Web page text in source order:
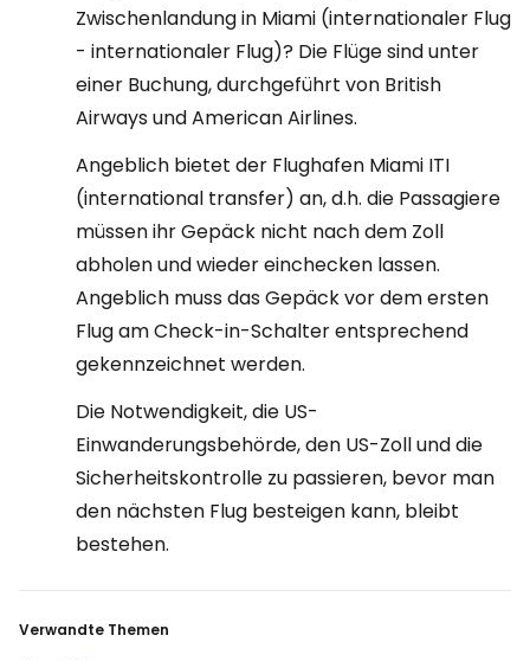
Zwischenlandung in Miami (internationaler Flug
- internationaler Flug)? Die Flüge sind unter
einer Buchung, durchgeführt von British
Airways und American Airlines.
Angeblich bietet der Flughafen Miami ITI
(international transfer) an, d.h. die Passagiere
müssen ihr Gepäck nicht nach dem Zoll
abholen und wieder einchecken lassen.
Angeblich muss das Gepäck vor dem ersten
Flug am Check-in-Schalter entsprechend
gekennzeichnet werden.
Die Notwendigkeit, die US-
Einwanderungsbehörde, den US-Zoll und die
Sicherheitskontrolle zu passieren, bevor man
den nächsten Flug besteigen kann, bleibt
bestehen.
Verwandte Themen